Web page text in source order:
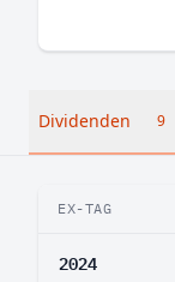
Dividenden 9
EX-TAG
2024